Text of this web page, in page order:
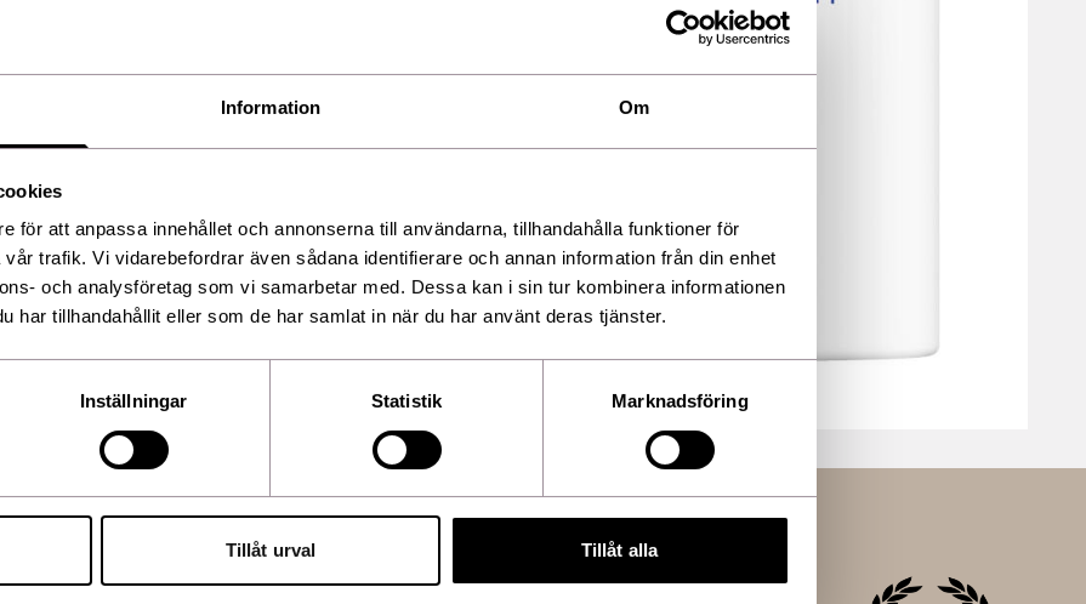
Information Om
för att anpassa innehållet och annonserna till användarna, tillhandahålla funktioner för
trafik. Vi vidarebefordrar även sådana identifierare och annan information från din enhet
och analysföretag som vi samarbetar med. Dessa kan i sin tur kombinera informationen
har tillhandahållit eller som de har samlat in när du har använt deras tjänster.
Inställningar Statistik Marknadsföring
Tillåt urval Tillåt alla
Glycol, Camellia
Virginiana (Witch
Mandelic Acid, Menthyl
Pterocarpus Soyauxii
Ulmaria Leaf